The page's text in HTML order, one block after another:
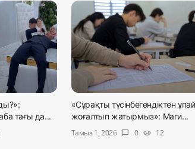
тағы да...
«Сұрақты түсінбегендіктен ұпай
жоғалтып жатырмыз»: Маги...
Тамыз 1, 2026
chat_bubble 0 visibility 12